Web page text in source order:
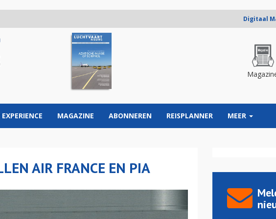
Digitaal
EXPERIENCE MAGAZINE ABONNEREN REISPLANNER MEER
AIR FRANCE EN PIA